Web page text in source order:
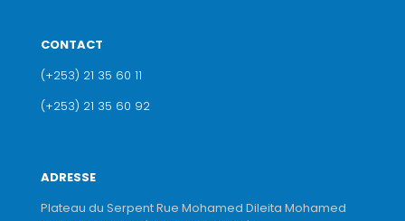
CONTACT
(+253) 21 35 60 11
(+253) 21 35 60 92
ADRESSE
Plateau du Serpent Rue Mohamed Dileita Mohamed